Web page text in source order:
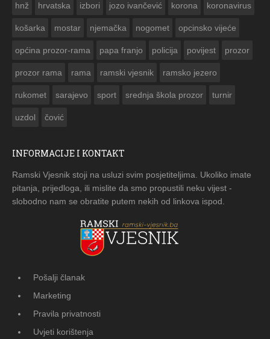
hnž hrvatska izbori jozo ivančević korona koronavirus
košarka mostar njemačka nogomet opcinsko vijeće
općina prozor-rama papa franjo policija povijest prozor
prozor rama rama ramski vjesnik ramsko jezero
rukomet sarajevo sport srednja škola prozor turnir
uzdol čović
INFORMACIJE I KONTAKT
Ramski Vjesnik stoji na usluzi svim posjetiteljima. Ukoliko imate
pitanja, prijedloga, ili mislite da smo propustili neku vijest -
slobodno nam se obratite putem nekih od linkova ispod.
Pošalji članak
Marketing
Pravila privatnosti
Uvjeti korištenja